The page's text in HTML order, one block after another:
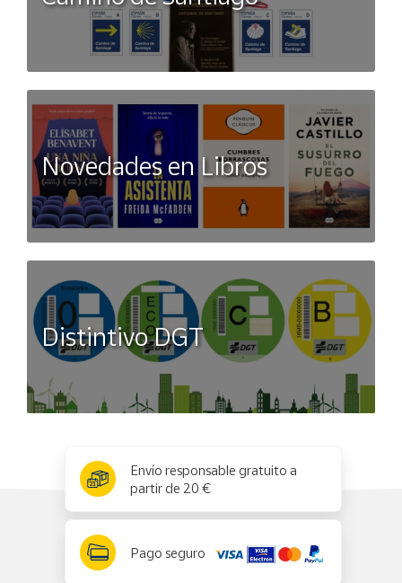
Novedades en Libros
Distintivo DGT
Envío responsable gratuito a
partir de 20 €
Pago seguro